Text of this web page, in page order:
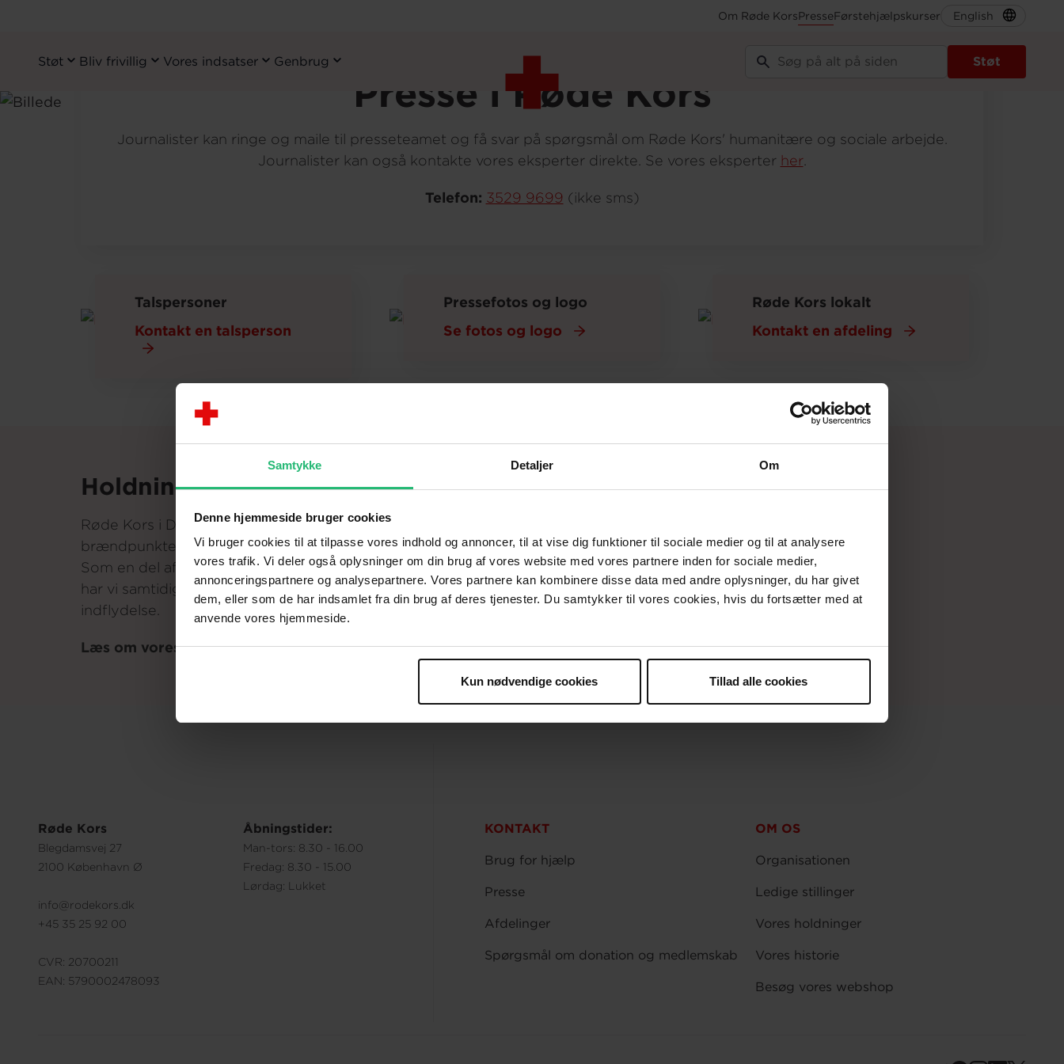
Samtykke Detaljer Om
Denne hjemmeside bruger cookies
Vi bruger cookies til at tilpasse vores indhold og annoncer, til at vise dig funktioner til sociale medier og til at analysere
vores trafik. Vi deler også oplysninger om din brug af vores website med vores partnere inden for sociale medier,
annonceringspartnere og analysepartnere. Vores partnere kan kombinere disse data med andre oplysninger, du har givet
dem, eller som de har indsamlet fra din brug af deres tjenester. Du samtykker til vores cookies, hvis du fortsætter med at
anvende vores hjemmeside.
Kun nødvendige cookies Tillad alle cookies
Gå
Primary
Navigation
Støt Bliv frivillig Vores indsatser Genbrug Støt
Om Røde KorsPresseFørstehjælpskurser English
Presse i Røde Kors
Journalister kan ringe og maile til presseteamet og få svar på spørgsmål om Røde Kors' humanitære og sociale arbejde.
Journalister kan også kontakte vores eksperter direkte. Se vores eksperter her.
Telefon: 3529 9699 (ikke sms)
Talspersoner
Kontakt en talsperson
Pressefotos og logo
Se fotos og logo
Røde Kors lokalt
Kontakt en afdeling
Holdninger og mærkesager
Røde Kors i Danmark arbejder neutralt og upartisk i verdens
brændpunkter. I Danmark arbejder vi uafhængigt af partipolitik.
Som en del af verdens største humanitære hjælpeorganisation
har vi samtidig en pligt til at blande os i debatten og til at søge
indflydelse.
Læs om vores holdninger og mærkesager
Røde Kors
Blegdamsvej 27
2100 København Ø
info@rodekors.dk
+45 35 25 92 00
CVR: 20700211
EAN: 5790002478093
Åbningstider:
Man-tors: 8.30 - 16.00
Fredag: 8.30 - 15.00
Lørdag: Lukket
KONTAKT
Brug for hjælp
Presse
Afdelinger
Spørgsmål om donation og medlemskab
OM OS
Organisationen
Ledige stillinger
Vores holdninger
Vores historie
Besøg vores webshop